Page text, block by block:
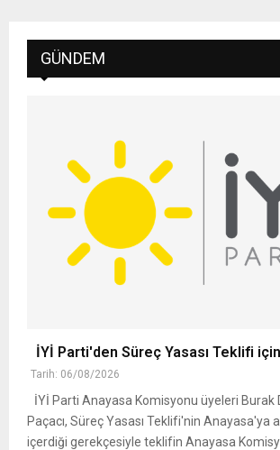
GÜNDEM
İYİ Parti'den Süreç Yasası Teklifi
Tarih: 06/08/2026
İYİ Parti Anayasa Komisyonu üyeleri Burak
Paçacı, Süreç Yasası Teklifi'nin Anayasa'ya
içerdiği gerekçesiyle teklifin Anayasa